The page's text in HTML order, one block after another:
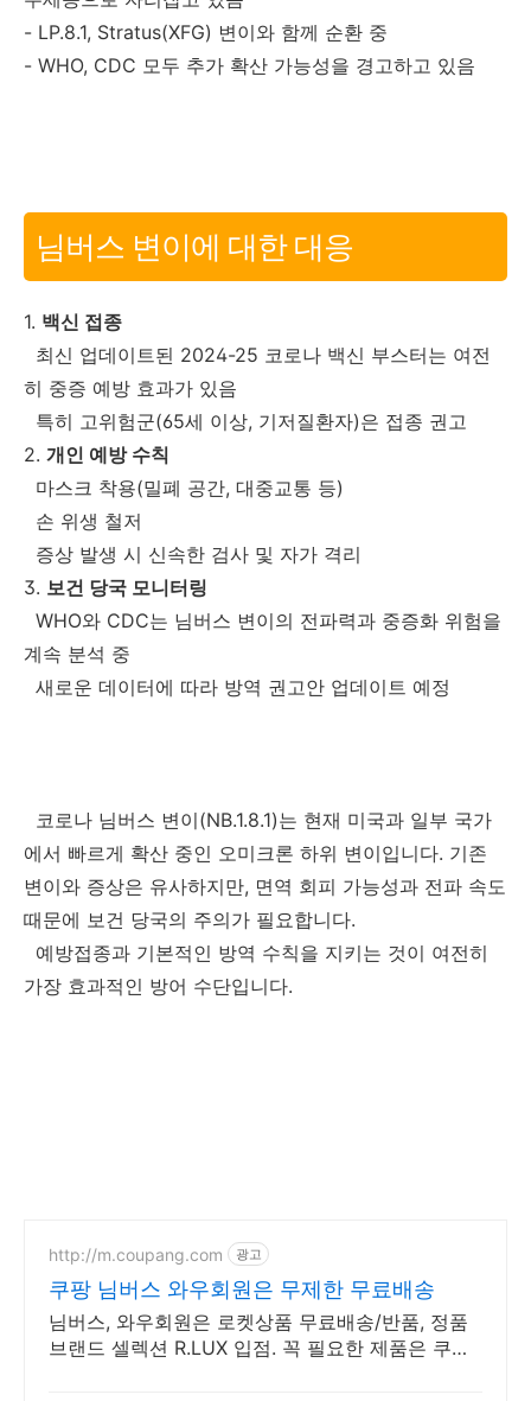
- LP.8.1, Stratus(XFG) 변이와 함께 순환 중
- WHO, CDC 모두 추가 확산 가능성을 경고하고 있음
님버스 변이에 대한 대응
1. 백신 접종
최신 업데이트된 2024-25 코로나 백신 부스터는 여전
히 중증 예방 효과가 있음
특히 고위험군(65세 이상, 기저질환자)은 접종 권고
2. 개인 예방 수칙
마스크 착용(밀폐 공간, 대중교통 등)
손 위생 철저
증상 발생 시 신속한 검사 및 자가 격리
3. 보건 당국 모니터링
WHO와 CDC는 님버스 변이의 전파력과 중증화 위험을
계속 분석 중
새로운 데이터에 따라 방역 권고안 업데이트 예정
코로나 님버스 변이(NB.1.8.1)는 현재 미국과 일부 국가
에서 빠르게 확산 중인 오미크론 하위 변이입니다. 기존
변이와 증상은 유사하지만, 면역 회피 가능성과 전파 속도
때문에 보건 당국의 주의가 필요합니다.
예방접종과 기본적인 방역 수칙을 지키는 것이 여전히
가장 효과적인 방어 수단입니다.
http://m.coupang.com 광고
쿠팡 님버스 와우회원은 무제한 무료배송
님버스, 와우회원은 로켓상품 무료배송/반품, 정품
브랜드 셀렉션 R.LUX 입점. 꼭 필요한 제품은 쿠팡